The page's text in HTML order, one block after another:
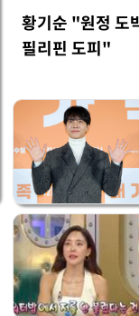
황기순 "원정 도
필리핀 도피"